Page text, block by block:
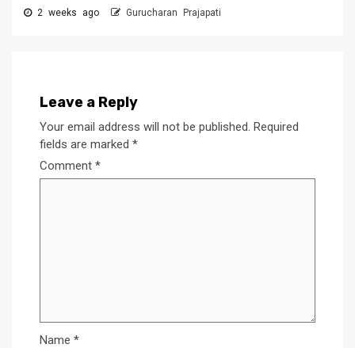
2 weeks ago Gurucharan Prajapati
Leave a Reply
Your email address will not be published. Required
fields are marked *
Comment *
Name *